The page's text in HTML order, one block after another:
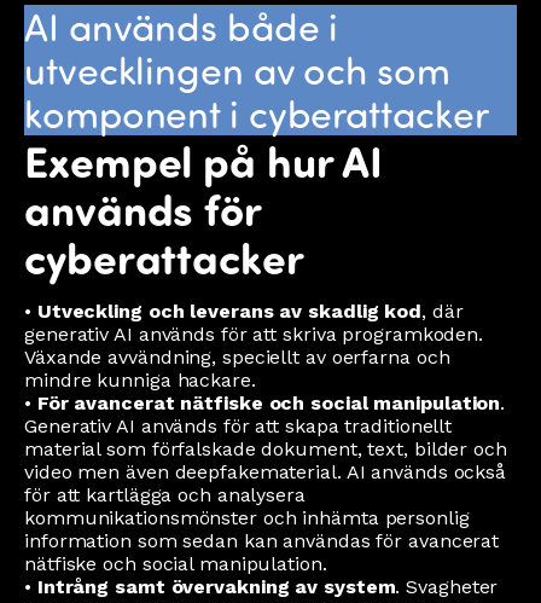
AI används både i
utvecklingen av och som
komponent i cyberattacker
Exempel på hur AI
används för
cyberattacker
• Utveckling och leverans av skadlig kod, där
generativ AI används för att skriva programkoden.
Växande avvändning, speciellt av oerfarna och
mindre kunniga hackare.
• För avancerat nätfiske och social manipulation.
Generativ AI används för att skapa traditionellt
material som förfalskade dokument, text, bilder och
video men även deepfakematerial. AI används också
för att kartlägga och analysera
kommunikationsmönster och inhämta personlig
information som sedan kan användas för avancerat
nätfiske och social manipulation.
• Intrång samt övervakning av system. Svagheter